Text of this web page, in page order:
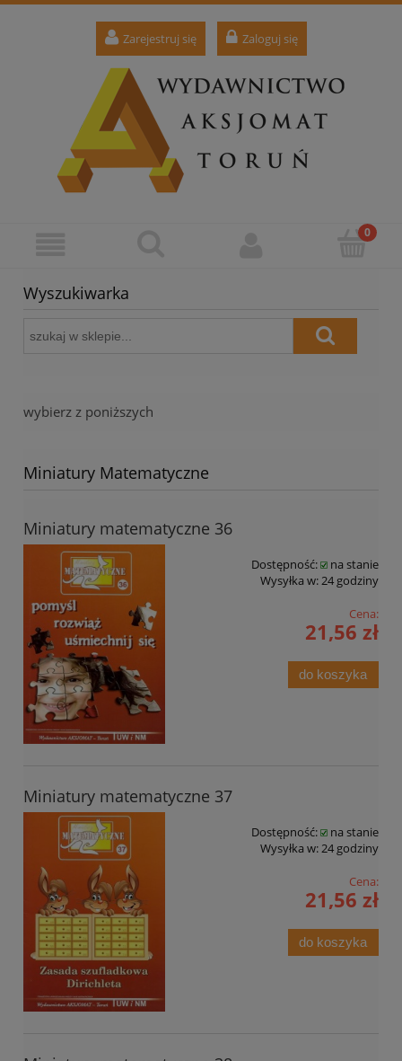
Zarejestruj się Zaloguj się
Wyszukiwarka
wybierz z poniższych
Miniatury Matematyczne
Miniatury matematyczne 36
Dostępność:
na stanie
Wysyłka w: 24 godziny
Cena:
21,56 zł
do koszyka
Miniatury matematyczne 37
Dostępność:
na stanie
Wysyłka w:24 godziny
Cena:
21,56 zł
do koszyka